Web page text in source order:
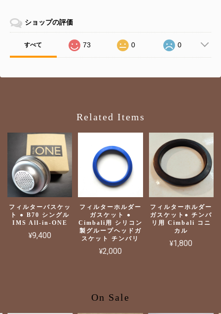
ショップの評価
すべて 73 0 0
Related Items
フィルターバスケッ
ト ● B70 シングル
IMS All-in-ONE
¥9,400
フィルターホルダー
ガスケット ●
Cimbali用 シリコン
製グループヘッドガ
スケット チンバリ
¥2,000
フィルターホルダー
ガスケット● チンバ
リ用 Cimbali コニ
カル
¥1,800
On Sale